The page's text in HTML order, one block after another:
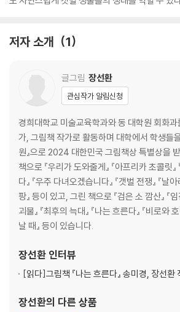
저자 소개 1
글그림 장선환
관심작가 알림신청
경희대학교 미술교육학과와 동 대학원 회화
가, 그림책 작가로 활동하며 대학에서 학생들
원』으로 2024 대한민국 그림책상 특별상을
책으로 『우리가 도와줄게』 『아프리카 초콜릿』
다』 『우주 다녀오겠습니다』 『갯벌 전쟁』 『날
팡』 등이 있고, 그린 책으로 『검은 소 깜산』 『
괴물』 『최후의 늑대』 『나는 흐른다』 『비로와
날 때』 등이 있습니다.
장선환 인터뷰
[읽다]그림책 『나는 흐른다』 송미경, 장선환
장선환의 다른 상품